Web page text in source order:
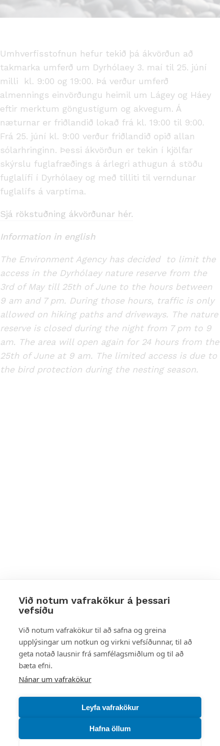
Við notum vafrakökur á þessari
vefsíðu
Við notum vafrakökur til að safna og greina
upplýsingar um notkun og virkni vefsíðunnar, til að
geta notað lausnir frá samfélagsmiðlum og til að
bæta efni.
Nánar um vafrakökur
Leyfa vafrakökur
Hafna öllum
Umhverfisstofnun hefur tekið þá ákvörðun að
takmarka umferð um Dyrhólaey 3. maí til 25. júní
milli kl. 9:00 og 19:00. Þá verður umferð
almennings einvörðungu heimil um Lágey og Háey
eftir merktum göngustígum og akvegum. Á
næturnar er friðlandið lokað frá kl. 19:00 til 9:00.
Frá 25. júní kl. 9:00 verður friðlandið opið allan
sólarhringinn. Þessi ákvörðun er tekin í kjölfar
skýrslu fuglafræðings á árlegri athugun á stöðu
fuglalífi í Dyrhólaey og með tilliti til verndunar
fuglalífs á varptíma.
Sjá rökstuðning ákvörðunar hér.
Information in english
The Environment Agency has decided to limit the
access in the Dyrhólaey nature reserve from the
3rd of May till 25th of June to the hours between
9 am and 7 pm. During those hours, traffic is only
allowed on hiking paths and driveways. The nature
reserve is closed during the night from 7 pm to 9
am. The area will open again for 24 hours from the
25th of June at 9 am. The limited access is due to
the bird protection during the nesting season.
Styttu þér leið
Mest skoðað
Starfsstöðvar
Náttúruverndarstofnun